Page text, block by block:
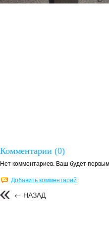
Комментарии (0)
Нет комментариев. Ваш будет
Добавить комментарий
← НАЗАД